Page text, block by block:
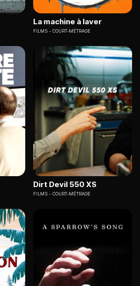
La machine à laver
FILMS COURT-MÉTRAGE
Dirt Devil 550 XS
FILMS COURT-MÉTRAGE